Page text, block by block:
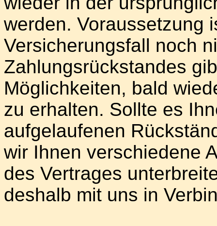
werden. Voraussetzung
Versicherungsfall noch
Zahlungsrückstandes
Möglichkeiten, bald
zu erhalten. Sollte es
aufgelaufenen
wir Ihnen verschiedene
des Vertrages
deshalb mit uns in